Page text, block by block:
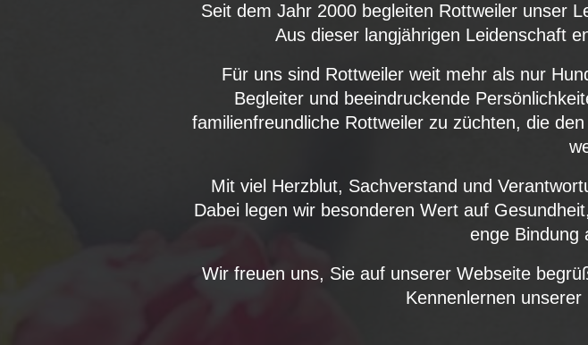
Seit dem Jahr 2000 begleiten Rottweiler unser
Aus dieser langjährigen Leidenschaft
Für uns sind Rottweiler weit mehr als nur
Begleiter und beeindruckende
familienfreundliche Rottweiler zu züchten, die
Mit viel Herzblut, Sachverstand und
Dabei legen wir besonderen Wert auf
enge Bindung
Wir freuen uns, Sie auf unserer Webseite
Kennenlernen